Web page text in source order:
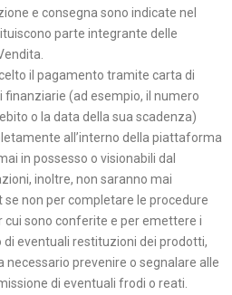
e consegna sono indicate nel
parte integrante delle
il pagamento tramite carta di
(ad esempio, il numero
o la data della sua scadenza)
all’interno della piattaforma
in possesso o visionabili dal
inoltre, non saranno mai
non per completare le procedure
cui sono conferite e per emettere i
di eventuali restituzioni dei prodotti,
necessario prevenire o segnalare alle
di eventuali frodi o reati.